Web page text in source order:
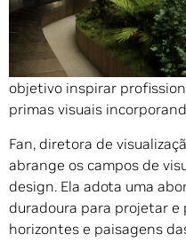
SHoP Architects, uma
sede em Nova York,
objetivo inspirar
primas visuais
Fan, diretora de
abrange os campos de
design. Ela adota uma
duradoura para projetar
horizontes e paisagens